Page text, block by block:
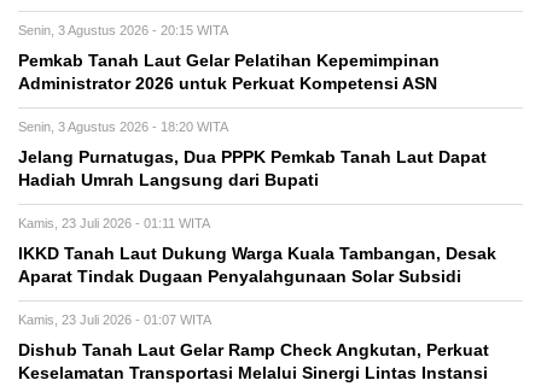
Senin, 3 Agustus 2026 - 20:15 WITA
Pemkab Tanah Laut Gelar Pelatihan Kepemimpinan
Administrator 2026 untuk Perkuat Kompetensi ASN
Senin, 3 Agustus 2026 - 18:20 WITA
Jelang Purnatugas, Dua PPPK Pemkab Tanah Laut Dapat
Hadiah Umrah Langsung dari Bupati
Kamis, 23 Juli 2026 - 01:11 WITA
IKKD Tanah Laut Dukung Warga Kuala Tambangan, Desak
Aparat Tindak Dugaan Penyalahgunaan Solar Subsidi
Kamis, 23 Juli 2026 - 01:07 WITA
Dishub Tanah Laut Gelar Ramp Check Angkutan, Perkuat
Keselamatan Transportasi Melalui Sinergi Lintas Instansi